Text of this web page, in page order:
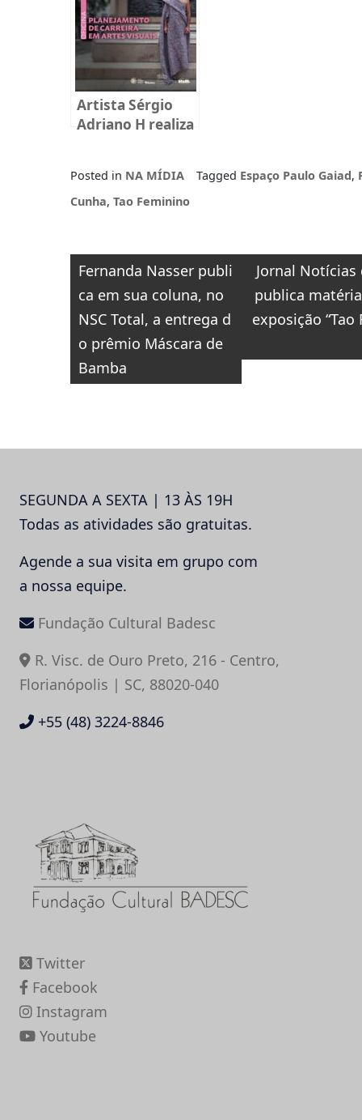
Artista Sérgio
Adriano H realiza
Cultural Badesc
Posted in NA MÍDIA Tagged Espaço Paulo Gaiad,
Cunha, Tao Feminino
Navegação
de
Post
Fernanda Nasser publi
ca em sua coluna, no
NSC Total, a entrega d
o prêmio Máscara de
Bamba
Jornal Notícias
publica
exposição “Tao
SEGUNDA A SEXTA | 13 ÀS 19H
Todas as atividades são gratuitas.
Agende a sua visita em grupo com
a nossa equipe.
Fundação Cultural Badesc
R. Visc. de Ouro Preto, 216 - Centro,
Florianópolis | SC, 88020-040
+55 (48) 3224-8846
Twitter
Facebook
Instagram
Youtube